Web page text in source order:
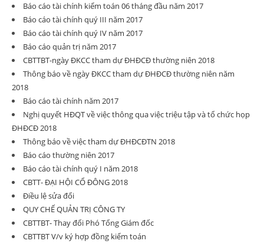
Báo cáo tài chính kiểm toán 06 tháng đầu năm 2017
Báo cáo tài chính quý III năm 2017
Báo cáo tài chính quý IV năm 2017
Báo cáo quản trị năm 2017
CBTTBT-ngày ĐKCC tham dự ĐHĐCĐ thường niên 2018
Thông báo về ngày ĐKCC tham dự ĐHĐCĐ thường niên năm
2018
Báo cáo tài chính năm 2017
Nghị quyết HĐQT về việc thông qua việc triệu tập và tổ chức họp
ĐHĐCĐ 2018
Thông báo về việc tham dự ĐHĐCĐTN 2018
Báo cáo thường niên 2017
Báo cáo tài chính quý I năm 2018
CBTT- ĐẠI HỘI CỔ ĐÔNG 2018
Điều lệ sửa đổi
QUY CHẾ QUẢN TRỊ CÔNG TY
CBTTBT- Thay đổi Phó Tổng Giám đốc
CBTTBT V/v ký hợp đồng kiểm toán